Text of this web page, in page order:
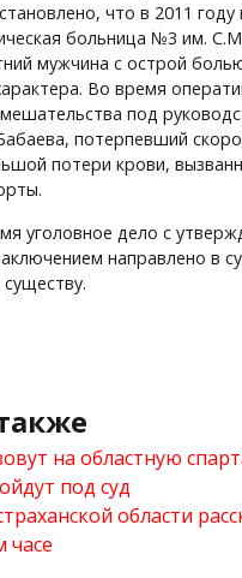
что в 2011
больница №3 им.
мужчина с острой
Во время
под
потерпевший
потери крови,
уголовное дело с
направлено в
на областную
под суд
области
часе